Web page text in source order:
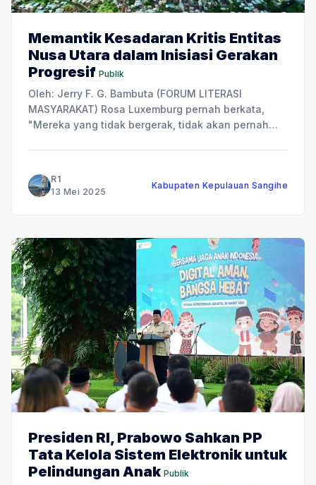
Memantik Kesadaran Kritis Entitas
Nusa Utara dalam Inisiasi Gerakan
Progresif Publik
Oleh: Jerry F. G. Bambuta (FORUM LITERASI
MASYARAKAT) Rosa Luxemburg pernah berkata,
"Mereka yang tidak bergerak, tidak akan pernah
masyarakat apatis dan pesimis yang sadar/tidak
sadar sementara di pasung oleh kondisi feodalis,
R1
13 Mei 2025
Kabupaten Kepulauan Sangihe
Presiden RI, Prabowo Sahkan PP
Tata Kelola Sistem Elektronik untuk
Pelindungan Anak Publik